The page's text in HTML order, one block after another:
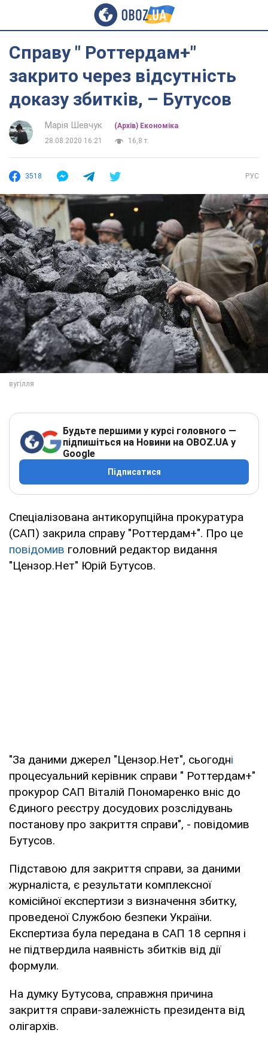
Справу " Роттердам+"
закрито через відсутність
доказу збитків, – Бутусов
Марія Шевчук
(Архів) Економіка
28.08.2020 16:21
16,8 т.
3518 РУС
Будьте першими у курсі головного —
підпишіться на Новини на OBOZ.UA у
Google
Підписатися
Спеціалізована антикорупційна прокуратура
(САП) закрила справу "Роттердам+". Про це
повідомив головний редактор видання
"Цензор.Нет" Юрій Бутусов.
"За даними джерел "Цензор.Нет", сьогодні
процесуальний керівник справи " Роттердам+"
прокурор САП Віталій Пономаренко вніс до
Єдиного реєстру досудових розслідувань
постанову про закриття справи", - повідомив
Бутусов.
Підставою для закриття справи, за даними
журналіста, є результати комплексної
комісійної експертизи з визначення збитку,
проведеної Службою безпеки України.
Експертиза була передана в САП 18 серпня і
не підтвердила наявність збитків від дії
формули.
На думку Бутусова, справжня причина
закриття справи-залежність президента від
олігархів.